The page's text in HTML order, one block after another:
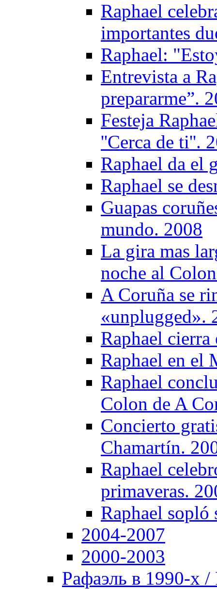
Raphael
importantes
Raphael:
Entrevista a
prepararme”.
Festeja
''Cerca de ti''.
Raphael da el
Raphael se
Guapas
mundo. 2008
La gira mas
noche al
A Coruña se
«unplugged».
Raphael
Raphael en el
Raphael
Colon de A
Concierto
Chamartín.
Raphael
primaveras.
Raphael sopló
2004-2007
2000-2003
Рафаэль в 1990-х /